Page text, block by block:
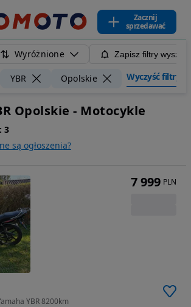
Zacznij
sprzedawać
Wyróżnione Zapisz filtry
YBR Opolskie Wyczyść filtry
Opolskie - Motocykle
3
są ogłoszenia?
YBR 8200km
7 999 PLN